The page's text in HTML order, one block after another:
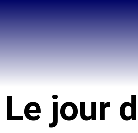
Le jour